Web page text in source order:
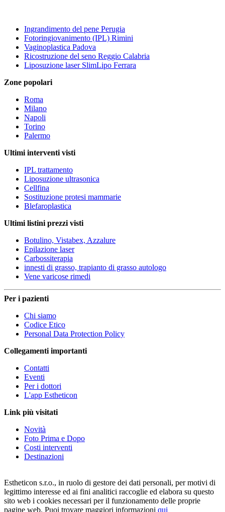
Ingrandimento del pene Perugia
Fotoringiovanimento (IPL) Rimini
Vaginoplastica Padova
Ricostruzione del seno Reggio Calabria
Liposuzione laser SlimLipo Ferrara
Zone popolari
Roma
Milano
Napoli
Torino
Palermo
Ultimi interventi visti
IPL trattamento
Liposuzione ultrasonica
Cellfina
Sostituzione protesi mammarie
Blefaroplastica
Ultimi listini prezzi visti
Botulino, Vistabex, Azzalure
Epilazione laser
Carbossiterapia
innesti di grasso, trapianto di grasso autologo
Vene varicose rimedi
Per i pazienti
Chi siamo
Codice Etico
Personal Data Protection Policy
Collegamenti importanti
Contatti
Eventi
Per i dottori
L'app Estheticon
Link più visitati
Novità
Foto Prima e Dopo
Costi interventi
Destinazioni
Estheticon s.r.o., in ruolo di gestore dei dati personali, per motivi di
legittimo interesse ed ai fini analitici raccoglie ed elabora su questo
sito web i cookies necessari per il funzionamento delle proprie
pagine web. Puoi trovare maggiori informazioni qui